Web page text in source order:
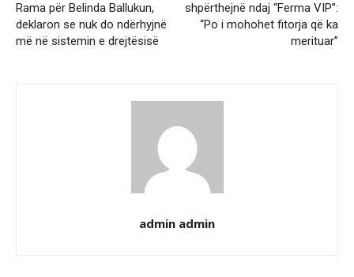
Rama për Belinda Ballukun,
deklaron se nuk do ndërhyjnë
më në sistemin e drejtësisë
shpërthejnë ndaj “Ferma VIP”:
“Po i mohohet fitorja që ka
merituar”
admin admin